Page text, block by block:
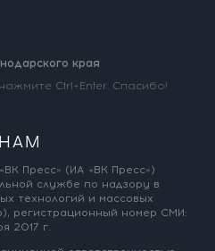
края
Ctrl+Enter. Спасибо!
Пресс» (ИА «ВК Пресс»)
службе по надзору в
технологий и массовых
регистрационный номер СМИ:
2017 г.